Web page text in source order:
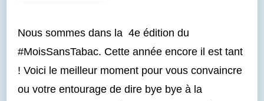
Nous sommes dans la 4e édition du
#MoisSansTabac. Cette année encore il est tant
! Voici le meilleur moment pour vous convaincre
ou votre entourage de dire bye bye à la